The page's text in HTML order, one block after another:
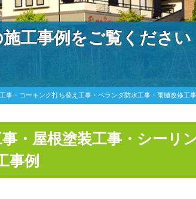
工事例をご覧ください
事・コーキング打ち替え工事・ベランダ防水工事・雨樋改修工事
・屋根塗装工事・シーリ
事例